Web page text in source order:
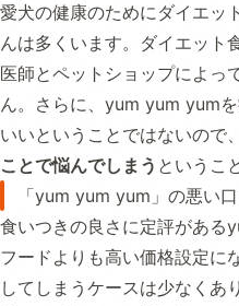
愛犬の健康のためにダイエッ
んは多くいます。ダイエット
医師とペットショップによっ
ん。さらに、yum yum yum
いいということではないので、
ことで悩んでしまう というこ
「yum yum yum」の悪い
食いつきの良さに定評がある
フードよりも高い価格設定に
してしまうケースは少なくあ